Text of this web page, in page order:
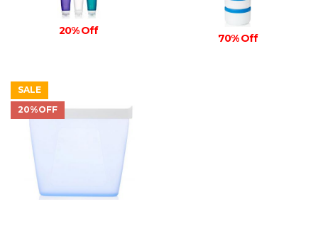
20% Off
70% Off
SALE
20%OFF